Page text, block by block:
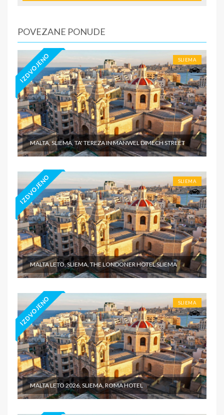
Tiara Holidaysje da putnik poseduje navedeno
POVEZANE PONUDE
IZDVOJENO SLIEMA
MALTA, SLIEMA, TA' TEREZA IN MANWEL DIMECH STREET
IZDVOJENO SLIEMA
MALTA LETO, SLIEMA, THE LONDONER HOTEL SLIEMA
IZDVOJENO SLIEMA
MALTA LETO 2026, SLIEMA, ROMA HOTEL